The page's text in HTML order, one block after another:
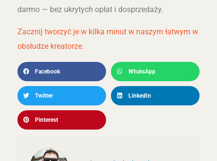
darmo — bez ukrytych opłat i dosprzedaży.
Zacznij tworzyć je w kilka minut w naszym łatwym w
obsłudze kreatorze.
Facebook WhatsApp
Twitter LinkedIn
Pinterest